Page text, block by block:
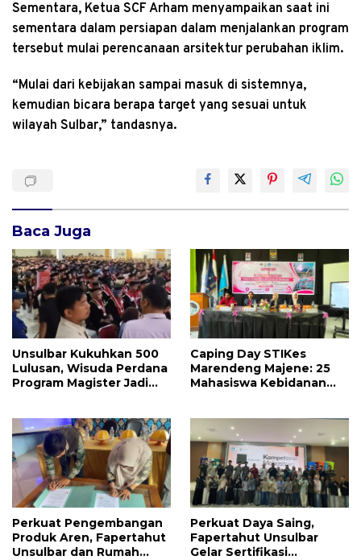
Sementara, Ketua SCF Arham menyampaikan saat ini
sementara dalam persiapan dalam menjalankan program
tersebut mulai perencanaan arsitektur perubahan iklim.
“Mulai dari kebijakan sampai masuk di sistemnya,
kemudian bicara berapa target yang sesuai untuk
wilayah Sulbar,” tandasnya.
Baca Juga
Unsulbar Kukuhkan 500
Lulusan, Wisuda Perdana
Program Magister Jadi
Caping Day STIKes
Marendeng Majene: 25
Mahasiswa Kebidanan
Perkuat Pengembangan
Produk Aren, Fapertahut
Unsulbar dan Rumah
Perkuat Daya Saing,
Fapertahut Unsulbar
Gelar Sertifikasi